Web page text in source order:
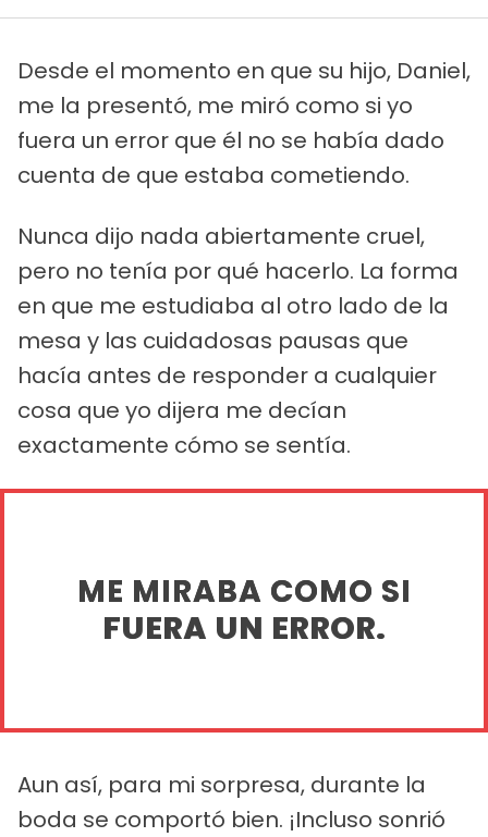
Desde el momento en que su hijo, Daniel,
me la presentó, me miró como si yo
fuera un error que él no se había dado
cuenta de que estaba cometiendo.
Nunca dijo nada abiertamente cruel,
pero no tenía por qué hacerlo. La forma
en que me estudiaba al otro lado de la
mesa y las cuidadosas pausas que
hacía antes de responder a cualquier
cosa que yo dijera me decían
exactamente cómo se sentía.
ME MIRABA COMO SI
FUERA UN ERROR.
Aun así, para mi sorpresa, durante la
boda se comportó bien. ¡Incluso sonrió